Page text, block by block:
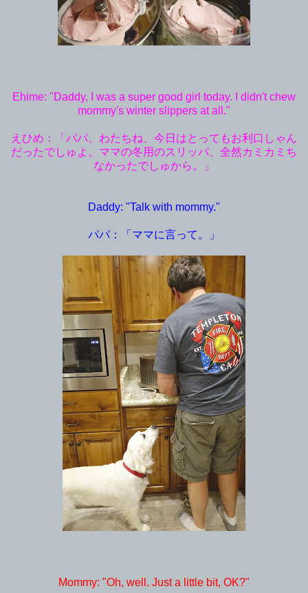
Ehime: "Daddy, I was a super good girl today. I didn't chew
mommy's winter slippers at all."
えひめ：「パパ、わたちね、今日はとってもお利口しゃん
だったでしゅよ。ママの冬用のスリッパ、全然カミカミち
なかったでしゅから。」
Daddy: "Talk with mommy."
パパ：「ママに言って。」
Mommy: "Oh, well. Just a little bit, OK?"